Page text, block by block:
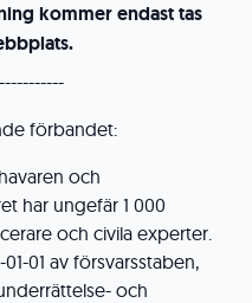
kommer endast tas
förbandet:
och
har ungefär 1 000
och civila experter.
01 av försvarsstaben,
och